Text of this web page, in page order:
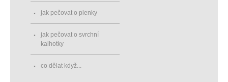
jak pečovat o plenky
jak pečovat o svrchní
kalhotky
co dělat když...